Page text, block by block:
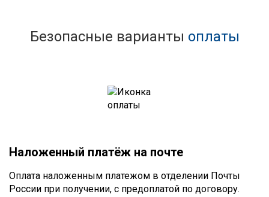
Безопасные варианты оплаты
Наложенный платёж на почте
Оплата наложенным платежом в отделении Почты
России при получении, с предоплатой по договору.